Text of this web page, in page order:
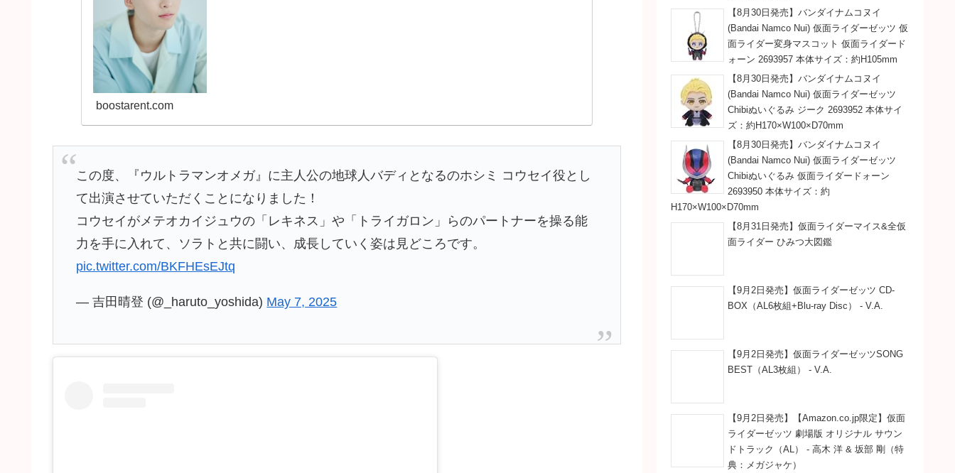
boostarent.com
て出演させていただくことになりました！
コウセイがメテオカイジュウの「レキネス」や「トライガロン」らのパートナーを操る能
力を手に入れて、ソラトと共に闘い、成長していく姿は見どころです。
pic.twitter.com/BKFHEsEJtq
【8月30日発売】バンダイナムコヌイ
(Bandai Namco Nui) 仮面ライダーゼッツ 仮
面ライダー変身マスコット 仮面ライダード
ォーン 2693957 本体サイズ：約H105mm
【8月30日発売】バンダイナムコヌイ
(Bandai Namco Nui) 仮面ライダーゼッツ
Chibiぬいぐるみ ジーク 2693952 本体サイ
ズ：約H170×W100×D70mm
【8月30日発売】バンダイナムコヌイ
(Bandai Namco Nui) 仮面ライダーゼッツ
Chibiぬいぐるみ 仮面ライダードォーン
2693950 本体サイズ：約
H170×W100×D70mm
【8月31日発売】仮面ライダーマイス&全仮
面ライダー ひみつ大図鑑
【9月2日発売】仮面ライダーゼッツ CD-
BOX（AL6枚組+Blu-ray Disc） - V.A.
【9月2日発売】仮面ライダーゼッツSONG
BEST（AL3枚組） - V.A.
【9月2日発売】【Amazon.co.jp限定】仮面
ライダーゼッツ 劇場版 オリジナル サウン
ドトラック（AL） - 高木 洋 & 坂部 剛（特
典：メガジャケ）